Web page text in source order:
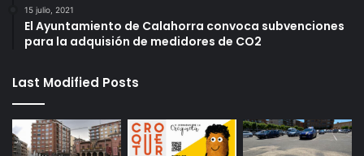
15 julio, 2021
El Ayuntamiento de Calahorra convoca subvenciones
para la adquisión de medidores de CO2
Last Modified Posts